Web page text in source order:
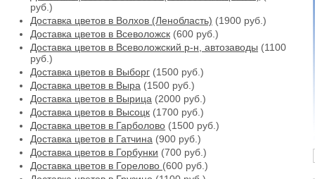
руб.)
Доставка цветов в Волхов (Ленобласть) (1900 руб.)
Доставка цветов в Всеволожск (600 руб.)
Доставка цветов в Всеволожский р-н, автозаводы (1100
руб.)
Доставка цветов в Выборг (1500 руб.)
Доставка цветов в Выра (1500 руб.)
Доставка цветов в Вырица (2000 руб.)
Доставка цветов в Высоцк (1700 руб.)
Доставка цветов в Гарболово (1500 руб.)
Доставка цветов в Гатчина (900 руб.)
Доставка цветов в Горбунки (700 руб.)
Доставка цветов в Горелово (600 руб.)